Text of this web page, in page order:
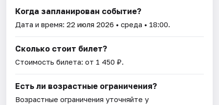
Когда запланирован событие?
Дата и время:22 июля 2026 • среда • 18:00.
Сколько стоит билет?
Стоимость билета: от 1 450 ₽.
Есть ли возрастные ограничения?
Возрастные ограничения уточняйте у